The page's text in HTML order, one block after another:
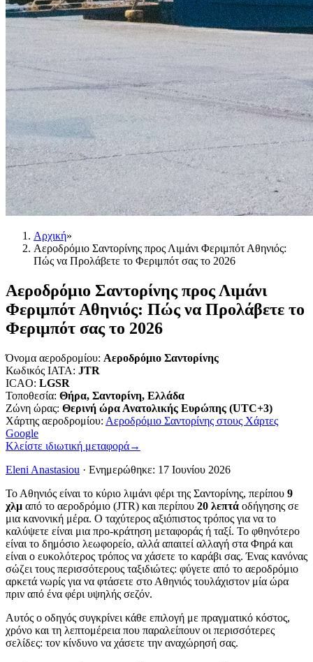
Αρχική»
Αεροδρόμιο Σαντορίνης προς Λιμάνι Φεριμπότ Αθηνιός:
Πώς να Προλάβετε το Φεριμπότ σας το 2026
Αεροδρόμιο Σαντορίνης προς Λιμάνι
Φεριμπότ Αθηνιός: Πώς να Προλάβετε το
Φεριμπότ σας το 2026
Όνομα αεροδρομίου: Αεροδρόμιο Σαντορίνης
Κωδικός IATA: JTR
ICAO: LGSR
Τοποθεσία: Θήρα, Σαντορίνη, Ελλάδα
Ζώνη ώρας: Θερινή ώρα Ανατολικής Ευρώπης (UTC+3)
Χάρτης αεροδρομίου: Αεροδρόμιο Σαντορίνης στους Χάρτες
Google
Κλείστε ιδιωτική μεταφορά→
Eleni Anastasiou · Ενημερώθηκε: 17 Ιουνίου 2026
Το Αθηνιός είναι το κύριο λιμάνι φέρι της Σαντορίνης, περίπου 9
χλμ από το αεροδρόμιο (JTR) και περίπου 20 λεπτά οδήγησης σε
μια κανονική μέρα. Ο ταχύτερος αξιόπιστος τρόπος για να το
καλύψετε είναι μια προ-κράτηση μεταφοράς ή ταξί. Το φθηνότερο
είναι το δημόσιο λεωφορείο, αλλά απαιτεί αλλαγή στα Φηρά και
είναι ο ευκολότερος τρόπος να χάσετε το καράβι σας. Ένας κανόνας
σώζει τους περισσότερους ταξιδιώτες: φύγετε από το αεροδρόμιο
αρκετά νωρίς για να φτάσετε στο Αθηνιός τουλάχιστον μία ώρα
πριν από ένα φέρι υψηλής σεζόν.
Αυτός ο οδηγός συγκρίνει κάθε επιλογή με πραγματικό κόστος,
χρόνο και τη λεπτομέρεια που παραλείπουν οι περισσότερες
σελίδες: τον κίνδυνο να χάσετε την αναχώρησή σας.